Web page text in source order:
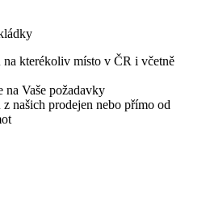
kterékoliv místo v ČR i včetně
na Vaše požadavky
našich prodejen nebo přímo od